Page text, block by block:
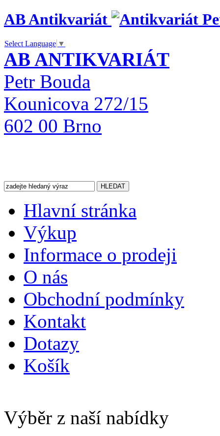
AB Antikvariát
Select Language ▼
AB ANTIKVARIÁT
Petr Bouda
Kounicova 272/15
602 00 Brno
Hlavní stránka
Výkup
Informace o prodeji
O nás
Obchodní podmínky
Kontakt
Dotazy
Košík
Výběr z naší nabídky